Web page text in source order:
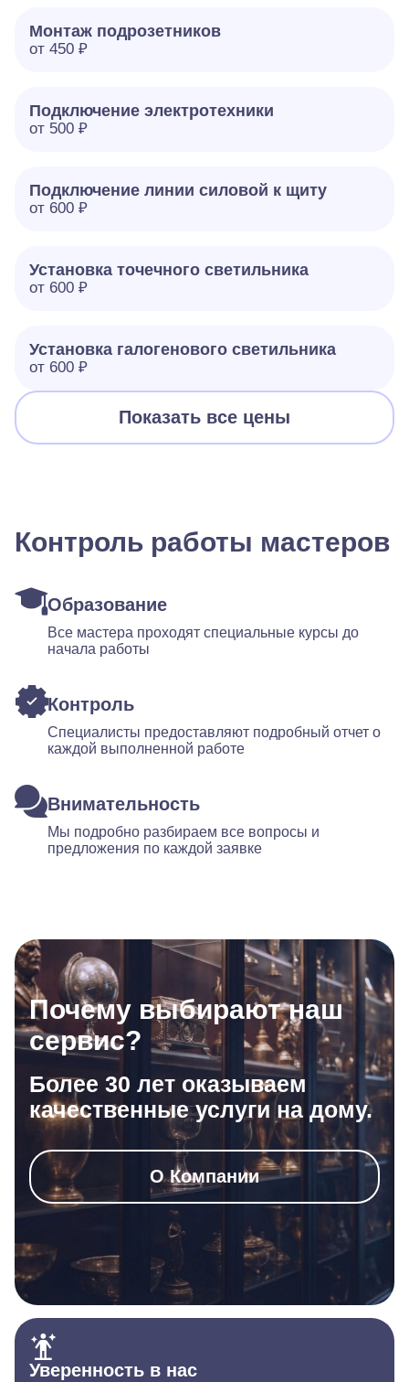
Монтаж подрозетников
от 450 ₽
Подключение электротехники
от 500 ₽
Подключение линии силовой к щиту
от 600 ₽
Установка точечного светильника
от 600 ₽
Установка галогенового светильника
от 600 ₽
Показать все цены
Контроль работы мастеров
Образование
Все мастера проходят специальные курсы до
начала работы
Контроль
Специалисты предоставляют подробный отчет о
каждой выполненной работе
Внимательность
Мы подробно разбираем все вопросы и
предложения по каждой заявке
Почему выбирают наш
сервис?
Более 30 лет оказываем
качественные услуги на дому.
О Компании
Уверенность в нас